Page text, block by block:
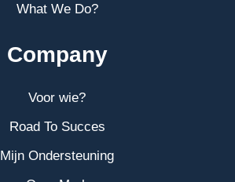
What We Do?
Company
Voor wie?
Road To Succes
Mijn Ondersteuning